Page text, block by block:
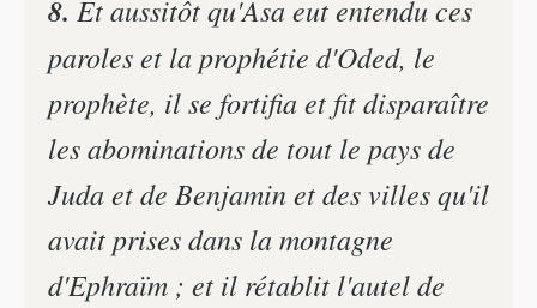
8. Et aussitôt qu'Asa eut entendu ces
paroles et la prophétie d'Oded, le
prophète, il se fortifia et fit disparaître
les abominations de tout le pays de
Juda et de Benjamin et des villes qu'il
avait prises dans la montagne
d'Ephraïm ; et il rétablit l'autel de